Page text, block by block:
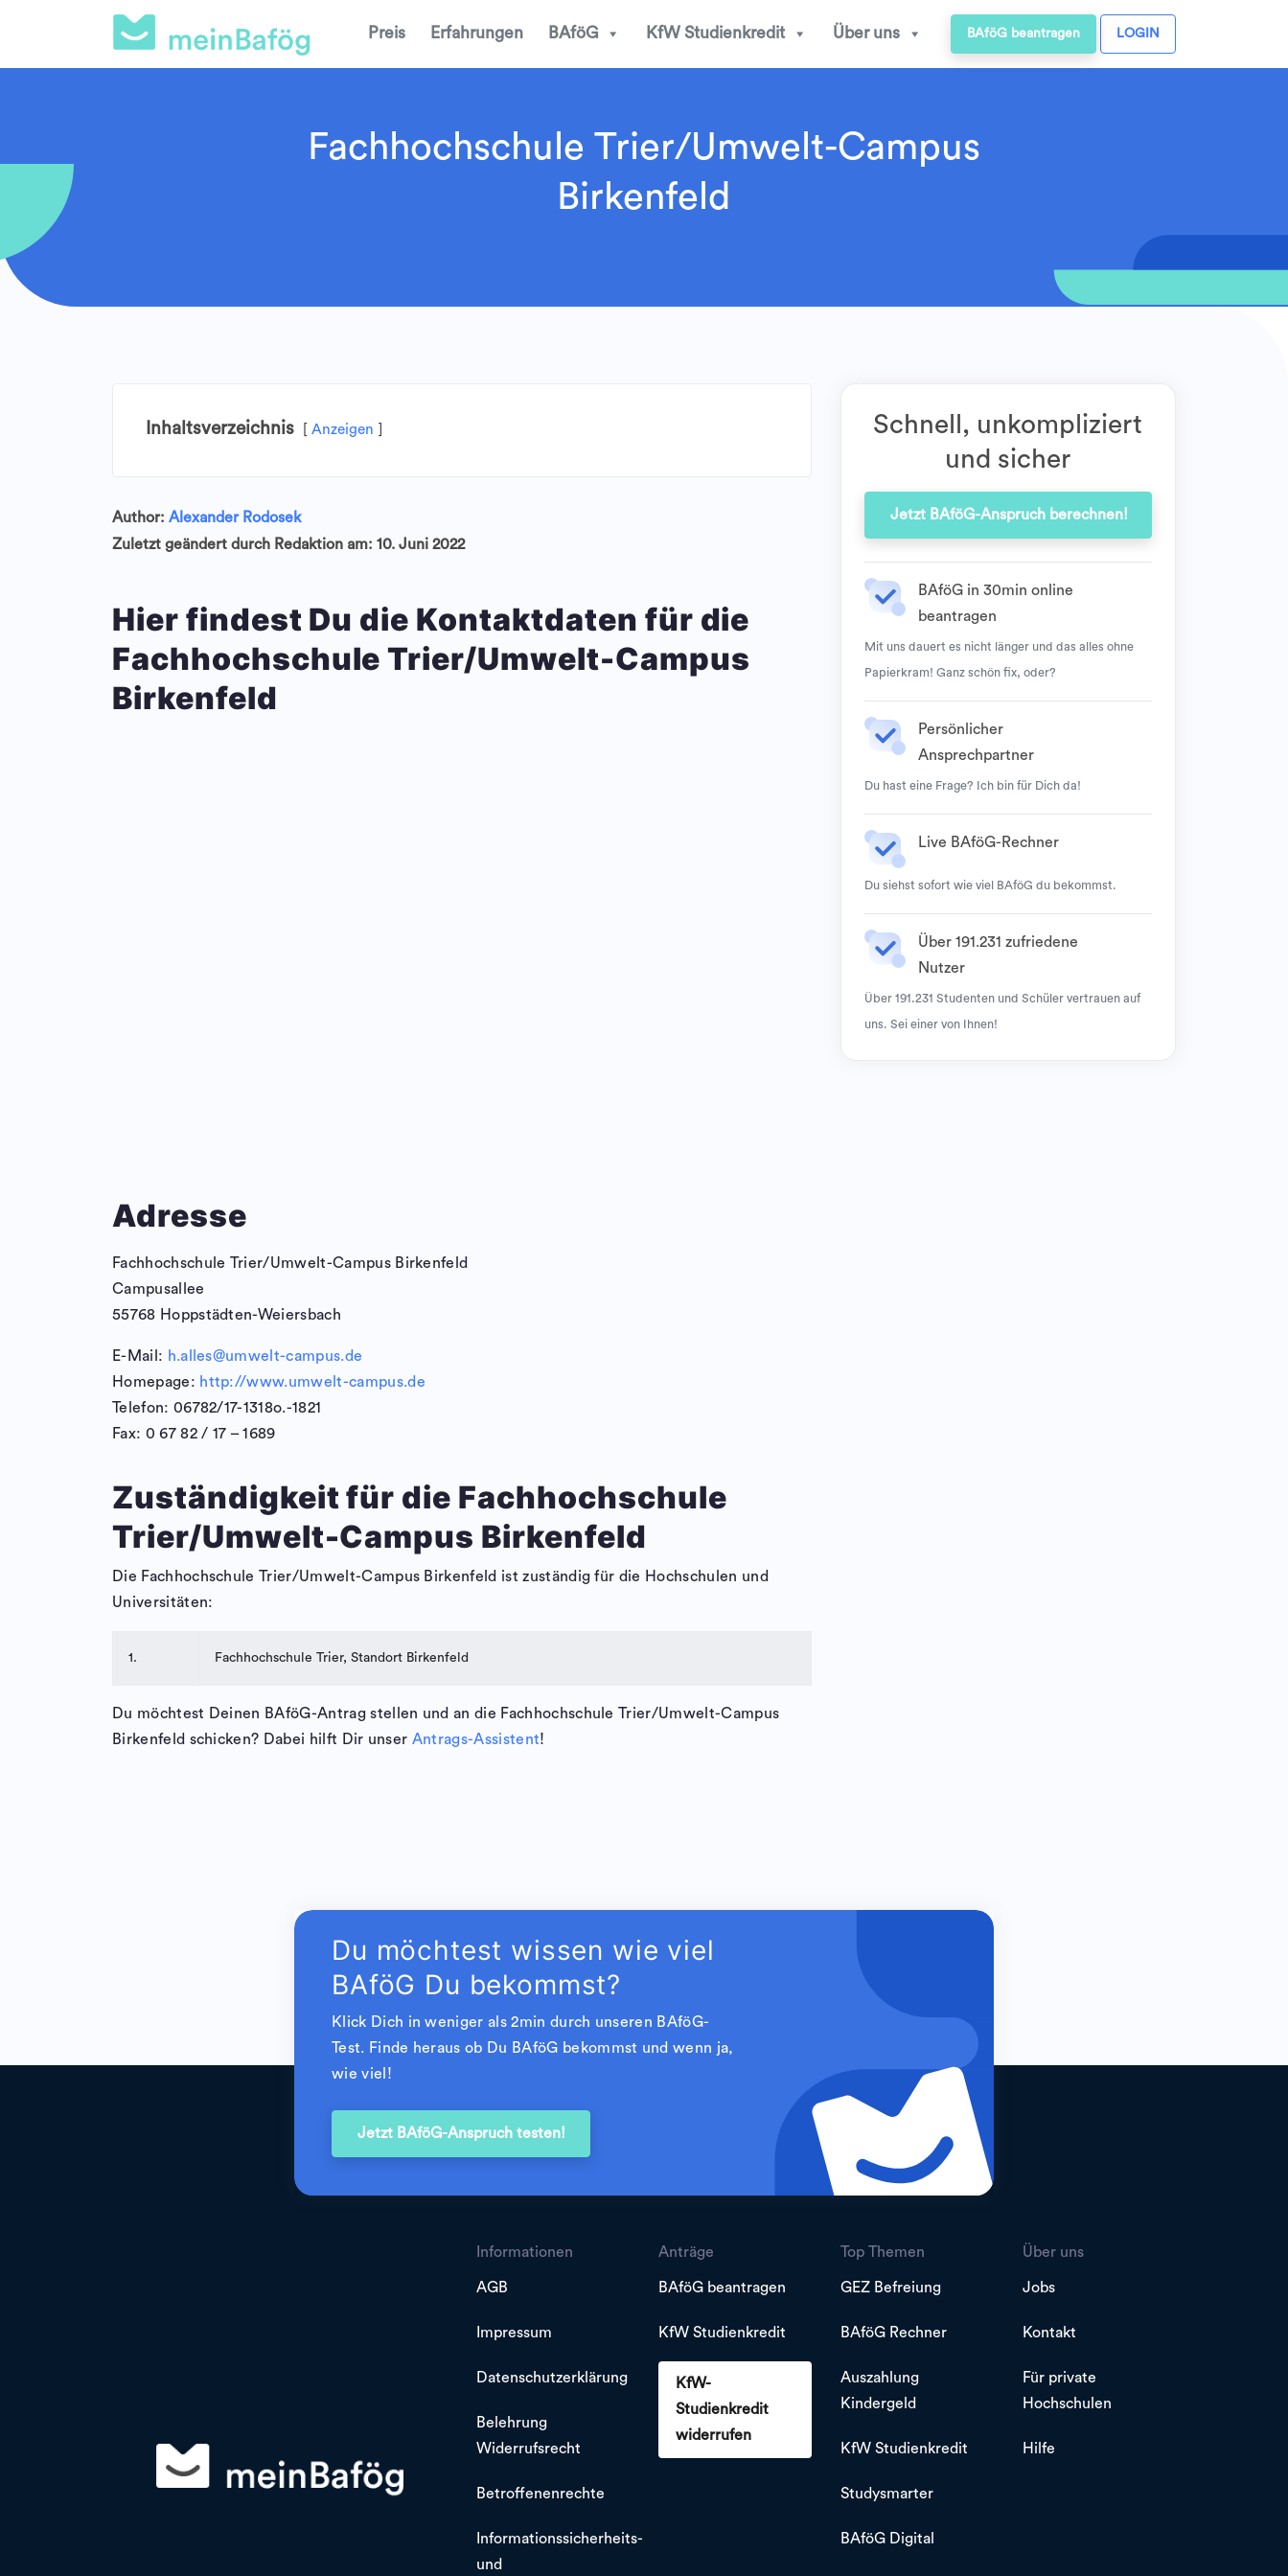
Preis Erfahrungen BAföG LOGIN
BAföG beantragen
KfW Studienkredit Über uns
Fachhochschule Trier/Umwelt-Campus
Birkenfeld
Inhaltsverzeichnis Anzeigen
Author: Alexander Rodosek
Zuletzt geändert durch Redaktion am: 10. Juni 2022
Hier findest Du die Kontaktdaten für die
Fachhochschule Trier/Umwelt-Campus
Birkenfeld
Adresse
Fachhochschule Trier/Umwelt-Campus Birkenfeld
Campusallee
55768 Hoppstädten-Weiersbach
E-Mail: h.alles@umwelt-campus.de
Homepage: http://www.umwelt-campus.de
Telefon: 06782/17-1318o.-1821
Fax: 0 67 82 / 17 – 1689
Zuständigkeit für die Fachhochschule
Trier/Umwelt-Campus Birkenfeld
Die Fachhochschule Trier/Umwelt-Campus Birkenfeld ist zuständig für die Hochschulen und
Universitäten:
1. Fachhochschule Trier, Standort Birkenfeld
Du möchtest Deinen BAföG-Antrag stellen und an die Fachhochschule Trier/Umwelt-Campus
Birkenfeld schicken? Dabei hilft Dir unser Antrags-Assistent!
Schnell, unkompliziert
und sicher
Jetzt BAföG-Anspruch berechnen!
BAföG in 30min online
beantragen
Mit uns dauert es nicht länger und das alles ohne
Papierkram! Ganz schön fix, oder?
Persönlicher
Ansprechpartner
Du hast eine Frage? Ich bin für Dich da!
Live BAföG-Rechner
Du siehst sofort wie viel BAföG du bekommst.
Über 191.231 zufriedene
Nutzer
Über 191.231 Studenten und Schüler vertrauen auf
uns. Sei einer von Ihnen!
Du möchtest wissen wie viel
BAföG Du bekommst?
Klick Dich in weniger als 2min durch unseren BAföG-
Test. Finde heraus ob Du BAföG bekommst und wenn ja,
wie viel!
Jetzt BAföG-Anspruch testen!
Informationen
AGB
Impressum
Datenschutzerklärung
Belehrung
Widerrufsrecht
Betroffenenrechte
Informationssicherheits-
und
Anträge
BAföG beantragen
KfW Studienkredit
KfW-
Studienkredit
widerrufen
Top Themen
GEZ Befreiung
BAföG Rechner
Auszahlung
Kindergeld
KfW Studienkredit
Studysmarter
BAföG Digital
Über uns
Jobs
Kontakt
Für private
Hochschulen
Hilfe